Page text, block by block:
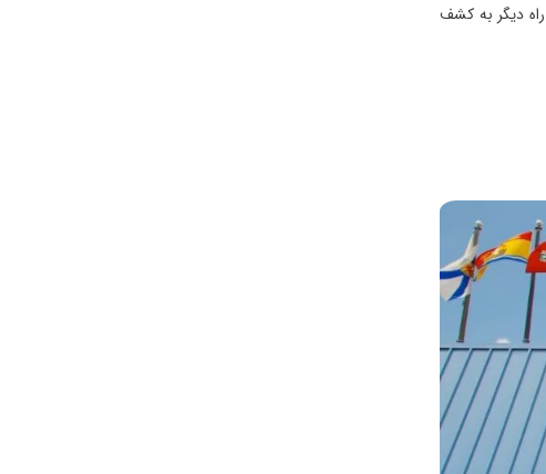
دیگر به کشف